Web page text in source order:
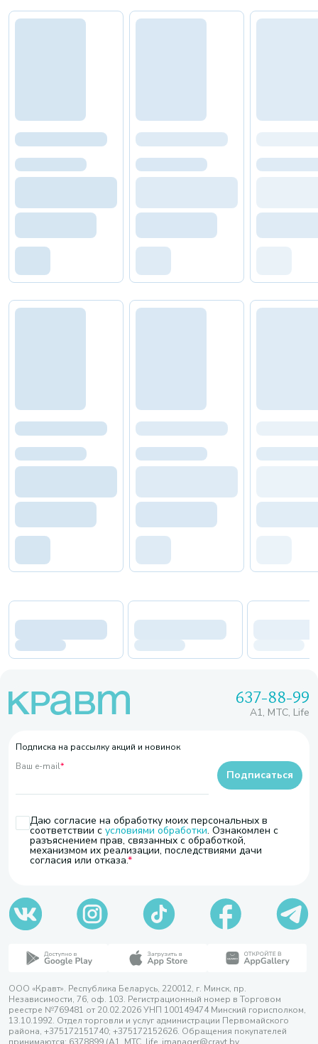
637-88-99
A1, МТС, Life
Подписка на рассылку акций и новинок
Ваш e-mail*
Даю согласие на обработку моих персональных в
соответствии с условиями обработки. Ознакомлен с
разъяснением прав, связанных с обработкой,
механизмом их реализации, последствиями дачи
согласия или отказа.
Подписаться
ООО «Кравт». Республика Беларусь, 220012, г. Минск, пр.
Независимости, 76, оф. 103. Регистрационный номер в Торговом
реестре №769481 от 20.02.2026 УНП 100149474 Минский горисполком,
13.10.1992. Отдел торговли и услуг администрации Первомайского
района, +375172151740; +375172152626. Обращения покупателей